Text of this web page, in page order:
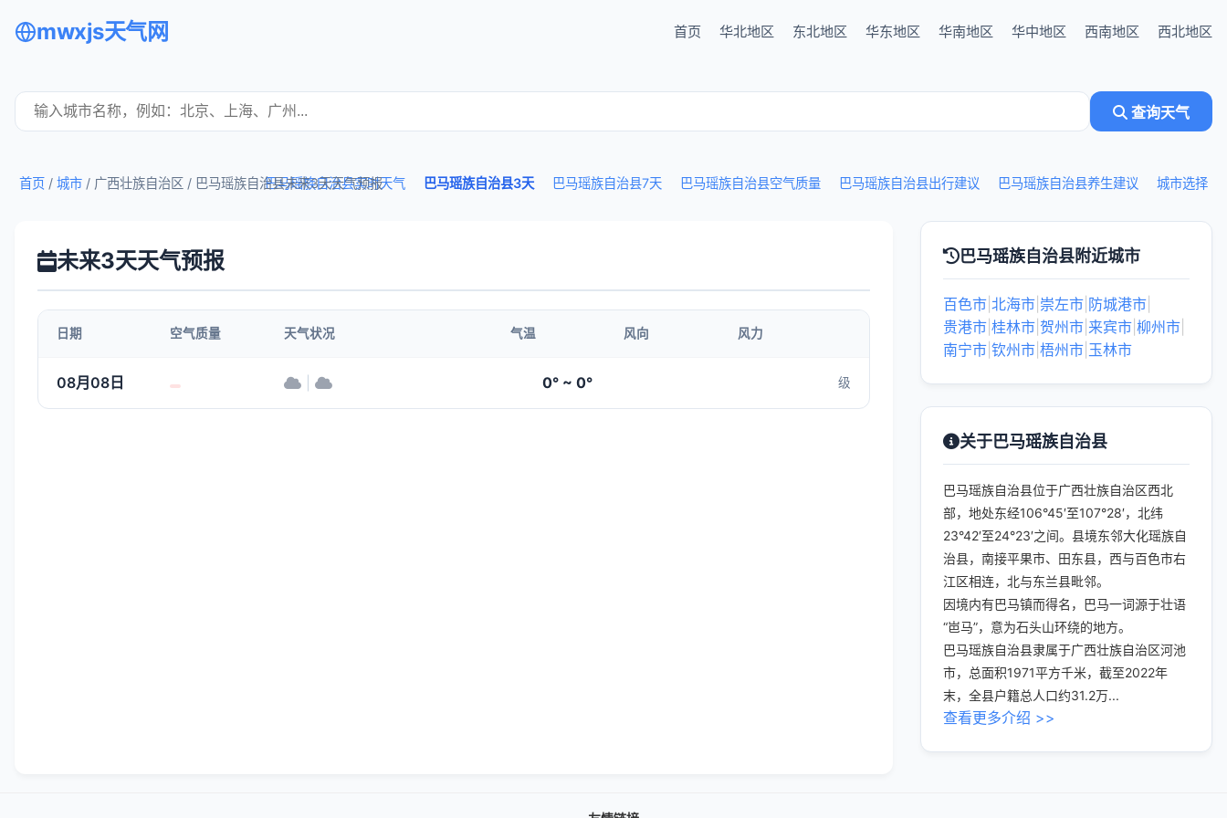
mwxjs天气网 首页 华北地区 东北地区 华东地区 华南地区 华中地区 西南地区 西北地区
查询天气
巴马瑶族自治县实时天气 巴马瑶族自治县3天 巴马瑶族自治县7天 巴马瑶族自治县空气质量 巴马瑶族自治县出行建议 巴马瑶族自治县养生建议 城市选择
首页 / 城市 / 广西壮族自治区 / 巴马瑶族自治县未来3天天气预报
未来3天天气预报
日期 空气质量 天气状况 气温 风向 风力
08月08日 0° ~ 0° 级
巴马瑶族自治县附近城市
百色市 北海市 崇左市 防城港市
贵港市 桂林市 贺州市 来宾市 柳州市
南宁市 钦州市 梧州市 玉林市
关于巴马瑶族自治县
巴马瑶族自治县位于广西壮族自治区西北
部，地处东经106°45′至107°28′，北纬
23°42′至24°23′之间。县境东邻大化瑶族自
治县，南接平果市、田东县，西与百色市右
江区相连，北与东兰县毗邻。
因境内有巴马镇而得名，巴马一词源于壮语
“岜马”，意为石头山环绕的地方。
巴马瑶族自治县隶属于广西壮族自治区河池
市，总面积1971平方千米，截至2022年
末，全县户籍总人口约31.2万...
查看更多介绍 >>